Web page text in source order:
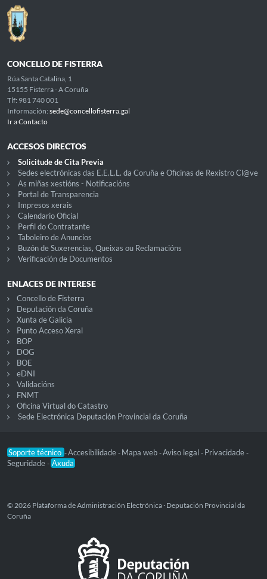
CONCELLO DE FISTERRA
Rúa Santa Catalina, 1
15155 Fisterra - A Coruña
Tlf: 981 740 001
Información: sede@concellofisterra.gal
Ir a Contacto
ACCESOS DIRECTOS
Solicitude de Cita Previa
Sedes electrónicas das E.E.L.L. da Coruña e Oficinas de Rexistro Cl@ve
As miñas xestións - Notificacións
Portal de Transparencia
Impresos xerais
Calendario Oficial
Perfil do Contratante
Taboleiro de Anuncios
Buzón de Suxerencias, Queixas ou Reclamacións
Verificación de Documentos
ENLACES DE INTERESE
Concello de Fisterra
Deputación da Coruña
Xunta de Galicia
Punto Acceso Xeral
BOP
DOG
BOE
eDNI
Validacións
FNMT
Oficina Virtual do Catastro
Sede Electrónica Deputación Provincial da Coruña
Soporte técnico -Accesibilidade - Mapa web -Aviso legal - Privacidade -
Seguridade - Axuda
© 2026 Plataforma de Administración Electrónica · Deputación Provincial da
Coruña